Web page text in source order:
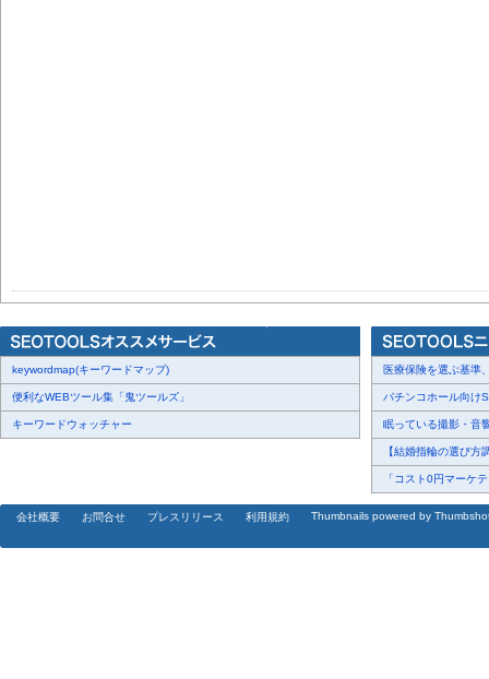
keywordmap(キーワードマップ)
便利なWEBツール集「鬼ツールズ」
キーワードウォッチャー
医療保険を選ぶ基準
パチンコホール向け
眠っている撮影・音
【結婚指輪の選び方
「コスト0円マーケ
会社概要 お問合せ プレスリリース 利用規約 Thumbnails powered by